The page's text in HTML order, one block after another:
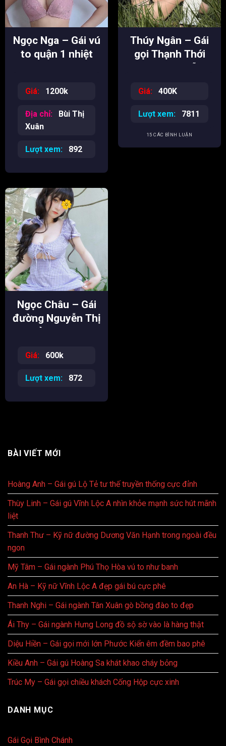
Ngọc Nga – Gái vú
to quận 1 nhiệt
Giá: 1200k
Địa chỉ:
Bùi Thị
Xuân
Lượt xem: 892
Thúy Ngân – Gái
gọi Thạnh Thới
Giá: 400K
Lượt xem: 7811
15 CÁC BÌNH LUẬN
Ngọc Châu – Gái
đường Nguyễn Thị
Nhỏ HOT siêu
Giá: 600k
Lượt xem: 872
BÀI VIẾT MỚI
Hoàng Anh – Gái gú Lộ Tẻ tư thế truyền thống cực đỉnh
Thùy Linh – Gái gú Vĩnh Lộc A nhìn khỏe mạnh sức hút mãnh
liệt
Thanh Thư – Kỹ nữ đường Dương Văn Hạnh trong ngoài đều
ngon
Mỹ Tâm – Gái ngành Phú Thọ Hòa vú to như banh
An Hà – Kỹ nữ Vĩnh Lộc A đẹp gái bú cực phê
Thanh Nghi – Gái ngành Tân Xuân gò bồng đào to đẹp
Ái Thy – Gái ngành Hưng Long đồ sộ sờ vào là hàng thật
Diệu Hiền – Gái gọi mới lớn Phước Kiển êm đềm bao phê
Kiều Anh – Gái gú Hoàng Sa khát khao cháy bỏng
Trúc My – Gái gọi chiều khách Cống Hộp cực xinh
DANH MỤC
Gái Gọi Bình Chánh